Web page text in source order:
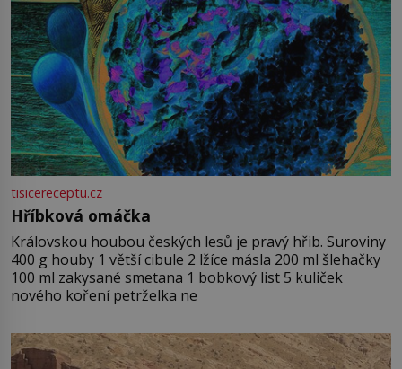
tisicereceptu.cz
Hříbková omáčka
Královskou houbou českých lesů je pravý hřib. Suroviny
400 g houby 1 větší cibule 2 lžíce másla 200 ml šlehačky
100 ml zakysané smetana 1 bobkový list 5 kuliček
nového koření petrželka ne